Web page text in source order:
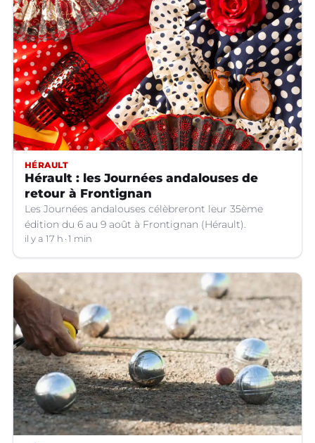
HÉRAULT
Hérault : les Journées andalouses de
retour à Frontignan
Les Journées andalouses célèbreront leur 35ème
édition du 6 au 9 août à Frontignan (Hérault).
il y a 17 h 1 min